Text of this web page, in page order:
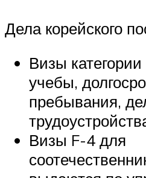
Дела корейского
Визы
учебы,
пребывания,
Визы F-4 для